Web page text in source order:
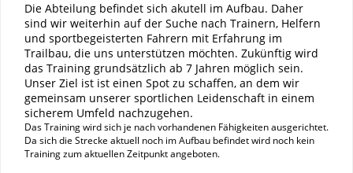
Die Abteilung befindet sich akutell im Aufbau. Daher
sind wir weiterhin auf der Suche nach Trainern, Helfern
und sportbegeisterten Fahrern mit Erfahrung im
Trailbau, die uns unterstützen möchten. Zukünftig wird
das Training grundsätzlich ab 7 Jahren möglich sein.
Unser Ziel ist ist einen Spot zu schaffen, an dem wir
gemeinsam unserer sportlichen Leidenschaft in einem
sicherem Umfeld nachzugehen.
Das Training wird sich je nach vorhandenen Fähigkeiten ausgerichtet.
Da sich die Strecke aktuell noch im Aufbau befindet wird noch kein
Training zum aktuellen Zeitpunkt angeboten.